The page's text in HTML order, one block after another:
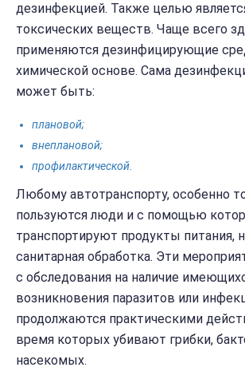
дезинфекцией. Также целью
токсических веществ. Чаще всего
применяются дезинфицирующие
химической основе. Сама
может быть:
плановой;
внеплановой;
профилактической.
Любому автотранспорту, особенно
пользуются люди и с помощью
транспортируют продукты питания,
санитарная обработка. Эти
с обследования на наличие
возникновения паразитов или
продолжаются практическими
время которых убивают грибки,
насекомых.